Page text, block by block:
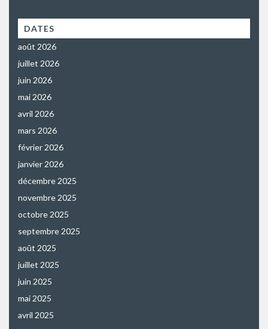
DATES
août 2026
juillet 2026
juin 2026
mai 2026
avril 2026
mars 2026
février 2026
janvier 2026
décembre 2025
novembre 2025
octobre 2025
septembre 2025
août 2025
juillet 2025
juin 2025
mai 2025
avril 2025